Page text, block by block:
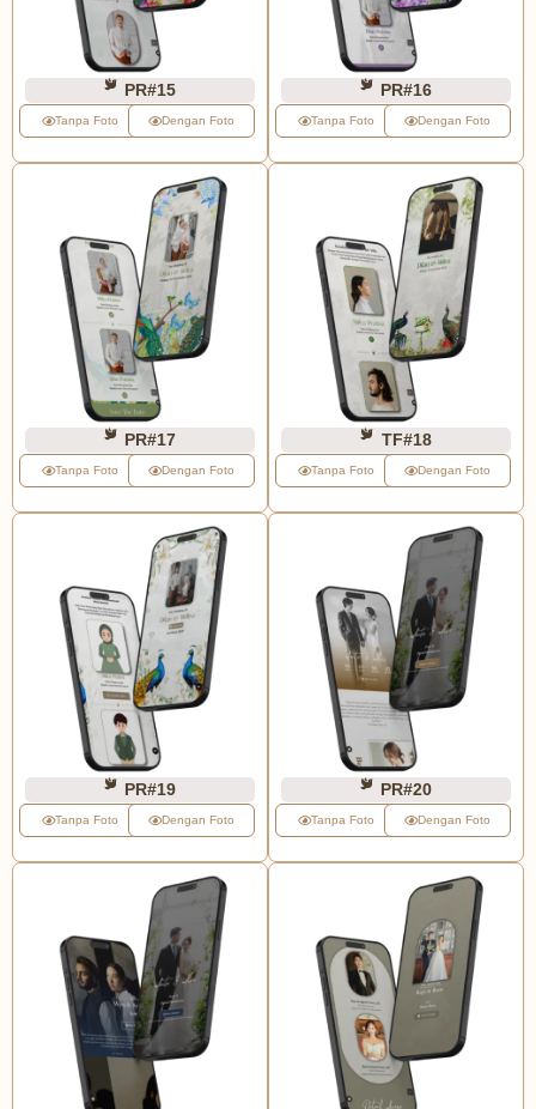
PR#15
Tanpa Foto Dengan Foto
PR#16
Tanpa Foto Dengan Foto
PR#17
Tanpa Foto Dengan Foto
TF#18
Tanpa Foto Dengan Foto
PR#19
Tanpa Foto Dengan Foto
PR#20
Tanpa Foto Dengan Foto